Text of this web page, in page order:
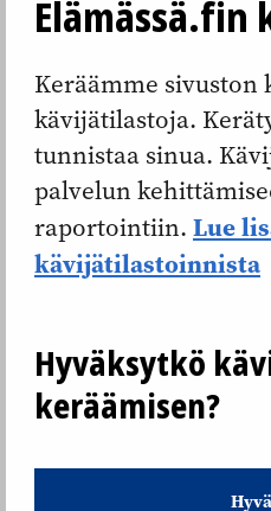
Keräämme sivuston
kävijätilastoja.
tunnistaa sinua.
palvelun
raportointiin. Lue
kävijätilastoinnista
Hyväksytkö
keräämisen?